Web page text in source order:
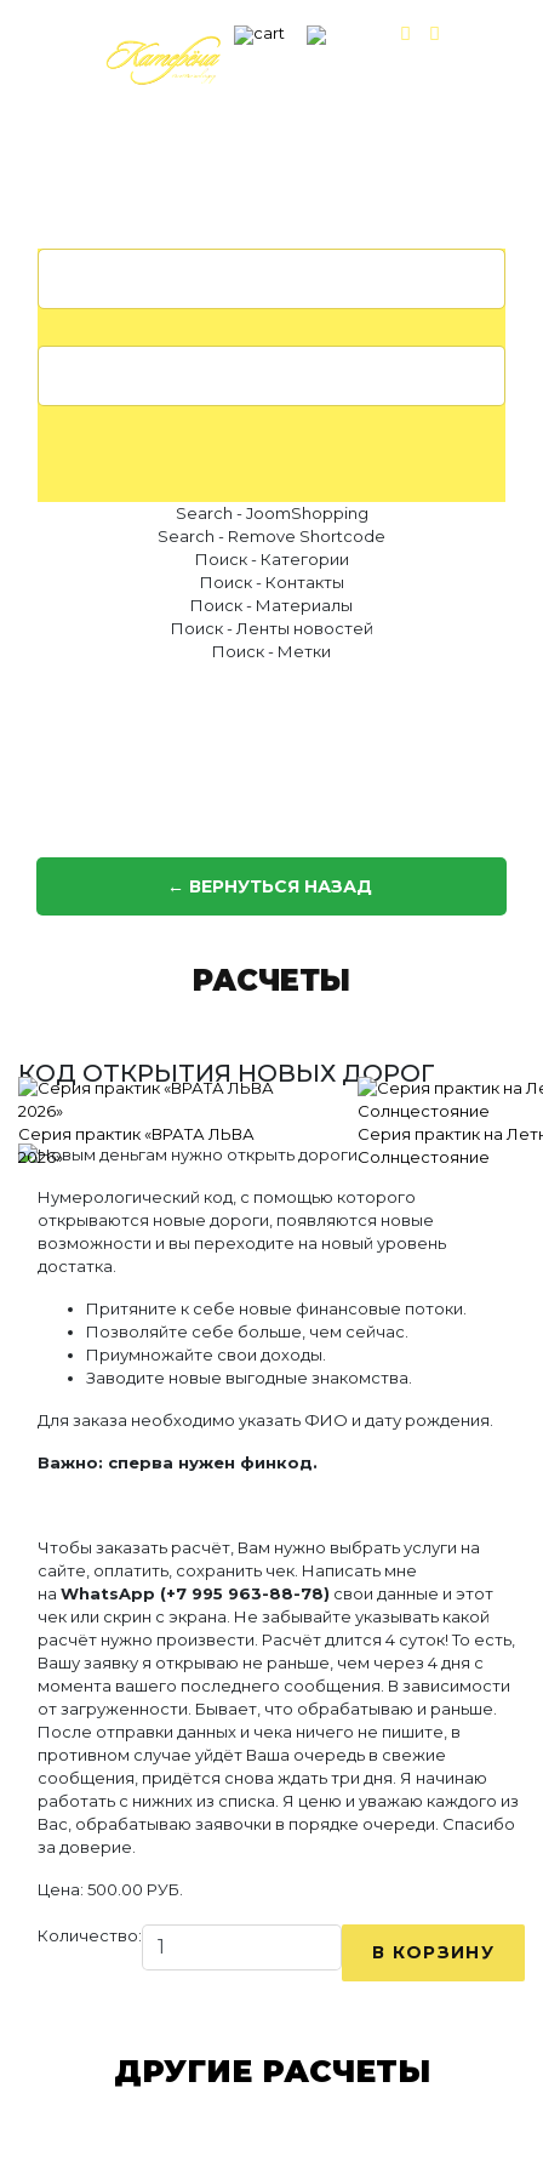
Search - JoomShopping
Search - Remove Shortcode
Поиск - Категории
Поиск - Контакты
Поиск - Материалы
Поиск - Ленты новостей
Поиск - Метки
← ВЕРНУТЬСЯ НАЗАД
РАСЧЕТЫ
КОД ОТКРЫТИЯ НОВЫХ ДОРОГ
Новым деньгам нужно открыть дороги.
Нумерологический код, с помощью которого
открываются новые дороги, появляются новые
возможности и вы переходите на новый уровень
достатка.
Притяните к себе новые финансовые потоки.
Позволяйте себе больше, чем сейчас.
Приумножайте свои доходы.
Заводите новые выгодные знакомства.
Для заказа необходимо указать ФИО и дату рождения.
Важно: сперва нужен финкод.
Чтобы заказать расчёт, Вам нужно выбрать услуги на
сайте, оплатить, сохранить чек. Написать мне
на WhatsApp (+7 995 963-88-78) свои данные и этот
чек или скрин с экрана. Не забывайте указывать какой
расчёт нужно произвести. Расчёт длится 4 суток! То есть,
Вашу заявку я открываю не раньше, чем через 4 дня c
момента вашего последнего сообщения. В зависимости
от загруженности. Бывает, что обрабатываю и раньше.
После отправки данных и чека ничего не пишите, в
противном случае уйдёт Ваша очередь в свежие
сообщения, придётся снова ждать три дня. Я начинаю
работать с нижних из списка. Я ценю и уважаю каждого из
Вас, обрабатываю заявочки в порядке очереди. Спасибо
за доверие.
Цена: 500.00 РУБ.
Количество:
ДРУГИЕ РАСЧЕТЫ
Серия практик «ВРАТА ЛЬВА
2026»
Серия практик на
Солнцестояние